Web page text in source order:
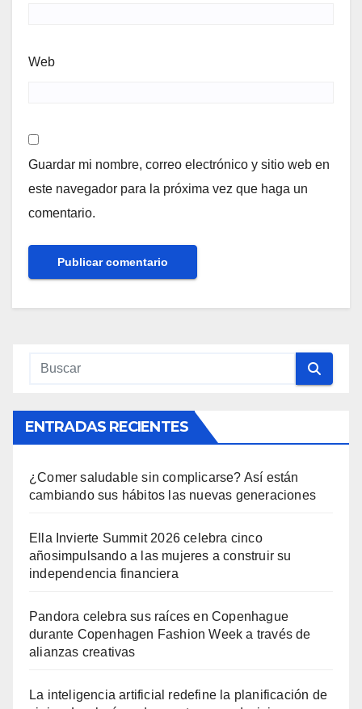
Web
Guardar mi nombre, correo electrónico y sitio web en
este navegador para la próxima vez que haga un
comentario.
ENTRADAS RECIENTES
¿Comer saludable sin complicarse? Así están
cambiando sus hábitos las nuevas generaciones
Ella Invierte Summit 2026 celebra cinco
añosimpulsando a las mujeres a construir su
independencia financiera
Pandora celebra sus raíces en Copenhague
durante Copenhagen Fashion Week a través de
alianzas creativas
La inteligencia artificial redefine la planificación de